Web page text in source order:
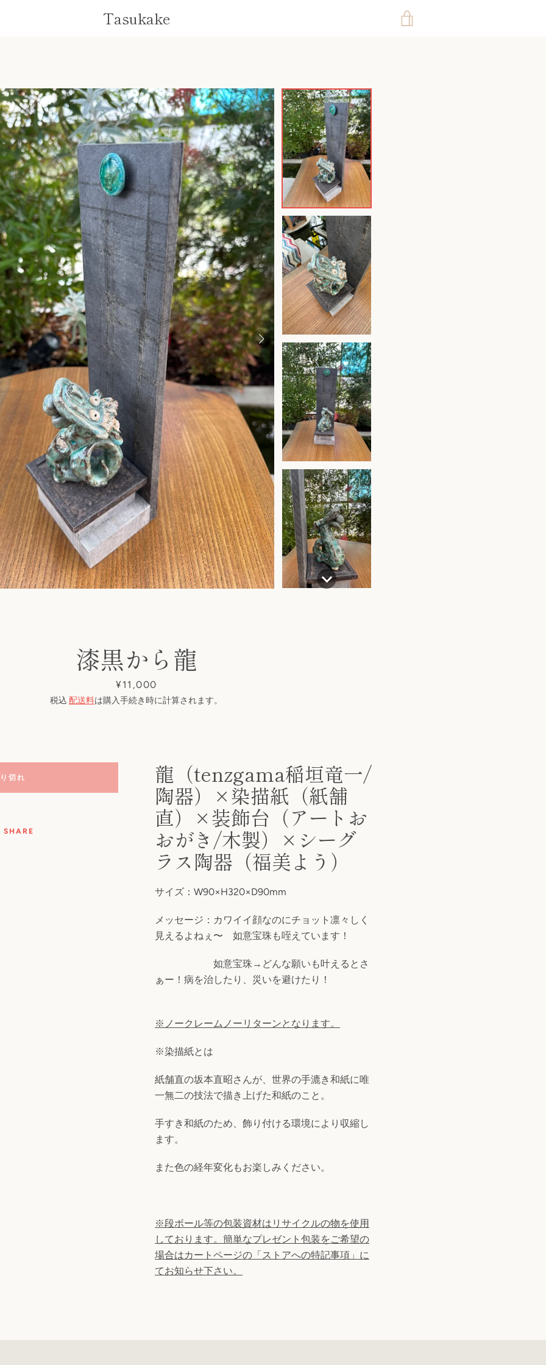
も
う
一
度
検
索
Tasukake
漆黒から龍
価
格
¥11,000
税込配送料は購入手続き時に計算されます。
龍（tenzgama稲垣竜一/
陶器）×染描紙（紙舗
直）×装飾台（アートお
おがき/木製）×シーグ
ラス陶器（福美よう）
サイズ： W90×H320×D90mm
メッセージ：カワイイ顔なのにチョット凛々しく
見えるよねぇ〜 如意宝珠も咥えています！
如意宝珠→どんな願いも叶えるとさ
ぁー！病を治したり、災いを避けたり！
※ノークレームノーリターンとなります。
※染描紙とは
紙舗直の坂本直昭さんが、世界の手漉き和紙に唯
一無二の技法で描き上げた和紙のこと。
手すき和紙のため、飾り付ける環境により収縮し
ます。
また色の経年変化もお楽しみください。
※段ボール等の包装資材はリサイクルの物を使用
しております。 簡単なプレゼント包装をご希望の
場合はカートページの「ストアへの特記事項」に
てお知らせ下さい。
切れ
SHARE
前
へ
次
へ
ス
ラ
イ
ド
1
ス
ラ
イ
ド
2
ス
ラ
イ
ド
3
ス
ラ
イ
ド
4
ス
ラ
イ
ド
5
ス
ラ
イ
ド
ス
ラ
イ
ド
7
ス
ラ
イ
ド
8
ス
ラ
イ
ド
9
ス
ラ
イ
ド
10
ス
ラ
イ
ド
11
ス
ラ
イ
ド
12
ス
ラ
イ
ド
13
ス
ラ
イ
ド
14